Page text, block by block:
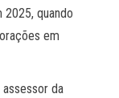
2025, quando
em
da